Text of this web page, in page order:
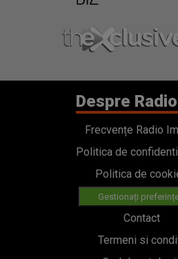
Despre
Frecvențe Radio
Politica de
Politica de
Gestionați
Contact
Termeni si